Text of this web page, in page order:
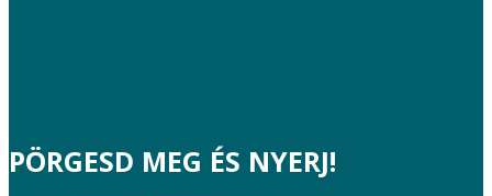
PÖRGESD MEG ÉS NYERJ!